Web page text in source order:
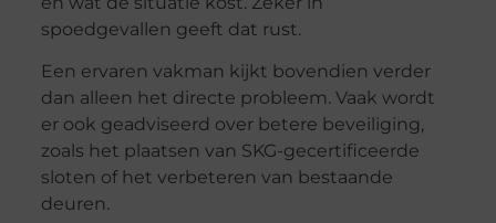
spoedgevallen geeft dat rust.
Een ervaren vakman kijkt bovendien verder
dan alleen het directe probleem. Vaak wordt
er ook geadviseerd over betere beveiliging,
zoals het plaatsen van SKG-gecertificeerde
sloten of het verbeteren van bestaande
deuren.